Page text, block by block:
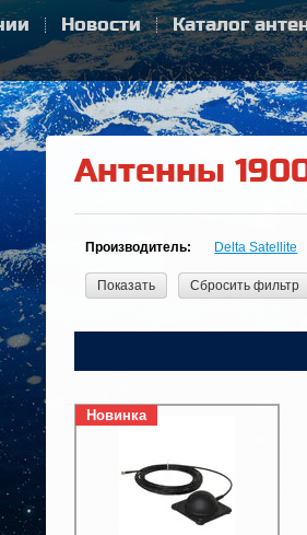
Новости Каталог
Антенны
Производитель: Delta Satellite
Показать Сбросить фильтр
Новинка